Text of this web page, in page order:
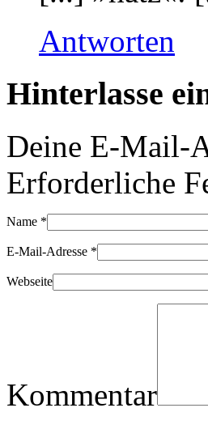
Antworten
Hinterlasse
Deine E-Mail-
Erforderliche
Name *
E-Mail-Adresse *
Webseite
Kommentar